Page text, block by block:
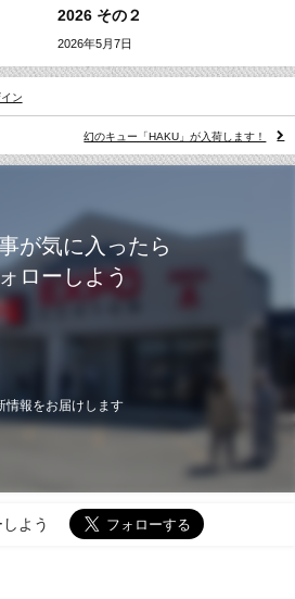
2026 その２
2026年5月7日
ン
幻のキュー「HAKU」が入荷します！
が気に入ったら
ローしよう
情報をお届けします
よう